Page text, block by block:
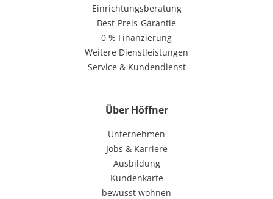
Einrichtungsberatung
Best-Preis-Garantie
0 % Finanzierung
Weitere Dienstleistungen
Service & Kundendienst
Über Höffner
Unternehmen
Jobs & Karriere
Ausbildung
Kundenkarte
bewusst wohnen